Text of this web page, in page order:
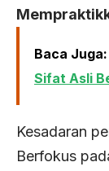
Baca Juga:
Sifat Asli
Kesadaran
Berfokus